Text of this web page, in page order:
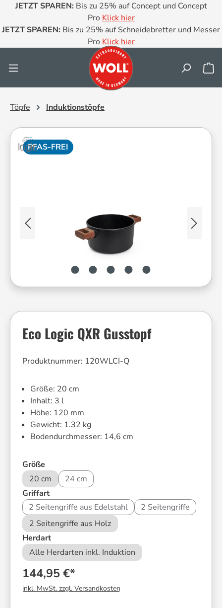
Zum Hauptinhalt springen
JETZT SPAREN: Bis zu 25% auf Concept und Concept
Pro Klick hier
JETZT SPAREN: Bis zu 25% auf Schneidebretter und Messer
Pro Klick hier
Töpfe Induktionstöpfe
PFAS-FREI
Eco Logic QXR Gusstopf
Produktnummer: 120WLCI-Q
Größe: 20 cm
Inhalt: 3 l
Höhe: 120 mm
Gewicht: 1.32 kg
Bodendurchmesser: 14,6 cm
Größe
20 cm
24 cm
Griffartauswählen
2 Seitengriffe aus Edelstahl
2 Seitengriffe
2 Seitengriffe aus Holz
Herdartauswählen
Alle Herdarten inkl. Induktion
144,95 €*
inkl. MwSt. zzgl. Versandkosten